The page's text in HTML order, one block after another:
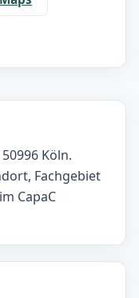
Köln.
Fachgebiet
CapaC